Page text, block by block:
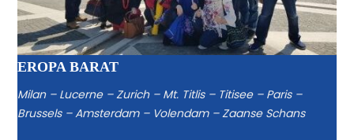
EROPA BARAT
Milan – Lucerne – Zurich – Mt. Titlis – Titisee – Paris –
Brussels – Amsterdam – Volendam – Zaanse Schans